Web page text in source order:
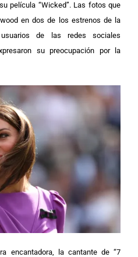
película “Wicked”. Las fotos que
en dos de los estrenos de la
de las redes sociales
su preocupación por la
encantadora, la cantante de “7